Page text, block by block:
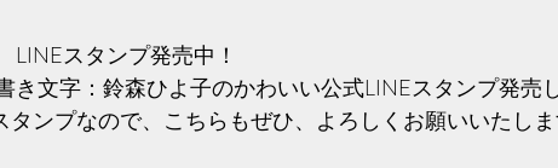
LINEスタンプ発売中！
き文字：鈴森ひよ子のかわいい公式LINEスタンプ発売
タンプなので、こちらもぜひ、よろしくお願いいたし